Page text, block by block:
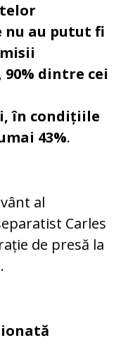
nu au putut fi
dintre cei
în condițiile
43%.
al
Carles
de presă la